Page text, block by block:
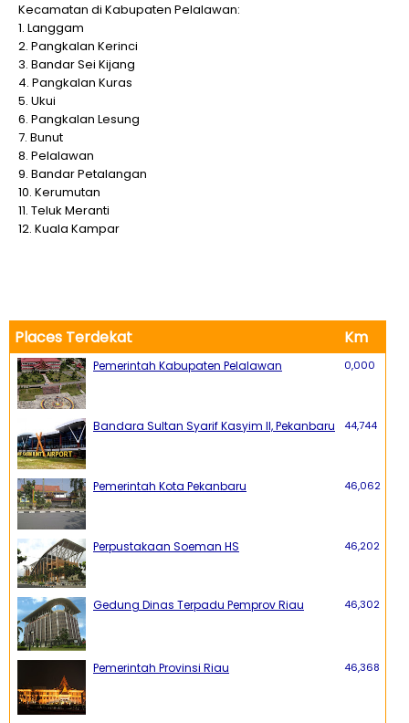
Kecamatan di Kabupaten Pelalawan:
1. Langgam
2. Pangkalan Kerinci
3. Bandar Sei Kijang
4. Pangkalan Kuras
5. Ukui
6. Pangkalan Lesung
7. Bunut
8. Pelalawan
9. Bandar Petalangan
10. Kerumutan
11. Teluk Meranti
12. Kuala Kampar
Places Terdekat Km
Pemerintah Kabupaten Pelalawan 0,000
Bandara Sultan Syarif Kasyim II, Pekanbaru 44,744
Pemerintah Kota Pekanbaru 46,062
Perpustakaan Soeman HS 46,202
Gedung Dinas Terpadu Pemprov Riau 46,302
Pemerintah Provinsi Riau 46,368